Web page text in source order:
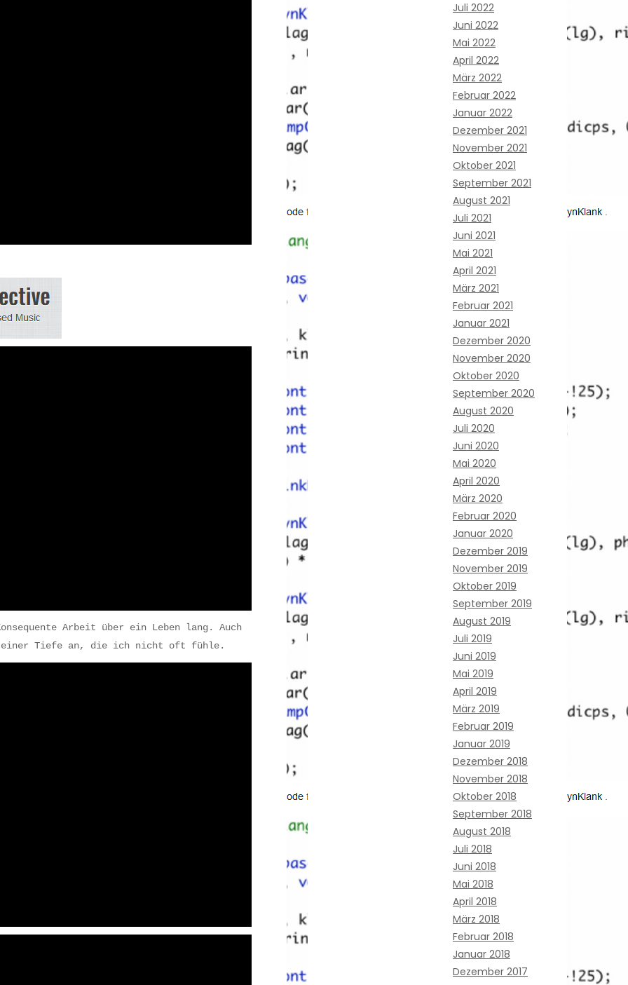
Arbeit über ein Leben lang. Auch
einer Tiefe an, die ich nicht oft fühle.
Juli 2022
Juni 2022
Mai 2022
April 2022
März 2022
Februar 2022
Januar 2022
Dezember 2021
November 2021
Oktober 2021
September 2021
August 2021
Juli 2021
Juni 2021
Mai 2021
April 2021
März 2021
Februar 2021
Januar 2021
Dezember 2020
November 2020
Oktober 2020
September 2020
August 2020
Juli 2020
Juni 2020
Mai 2020
April 2020
März 2020
Februar 2020
Januar 2020
Dezember 2019
November 2019
Oktober 2019
September 2019
August 2019
Juli 2019
Juni 2019
Mai 2019
April 2019
März 2019
Februar 2019
Januar 2019
Dezember 2018
November 2018
Oktober 2018
September 2018
August 2018
Juli 2018
Juni 2018
Mai 2018
April 2018
März 2018
Februar 2018
Januar 2018
Dezember 2017